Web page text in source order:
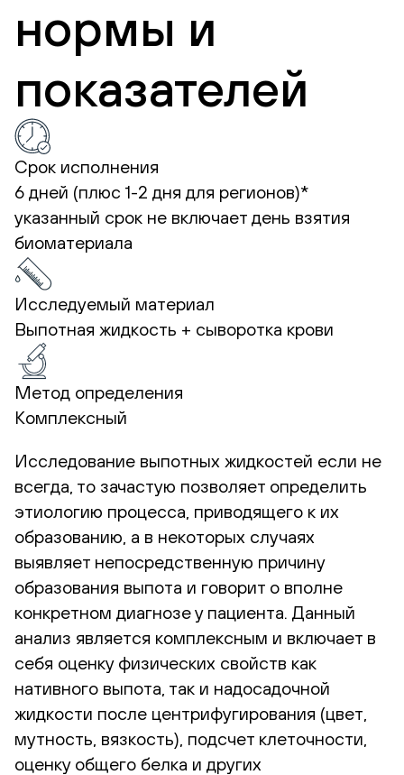
нормы и
показателей
Срок исполнения
6 дней (плюс 1-2 дня для регионов)*
указанный срок не включает день взятия
биоматериала
Исследуемый материал
Выпотная жидкость + сыворотка крови
Метод определения
Комплексный
Исследование выпотных жидкостей если не
всегда, то зачастую позволяет определить
этиологию процесса, приводящего к их
образованию, а в некоторых случаях
выявляет непосредственную причину
образования выпота и говорит о вполне
конкретном диагнозе у пациента. Данный
анализ является комплексным и включает в
себя оценку физических свойств как
нативного выпота, так и надосадочной
жидкости после центрифугирования (цвет,
мутность, вязкость), подсчет клеточности,
оценку общего белка и других